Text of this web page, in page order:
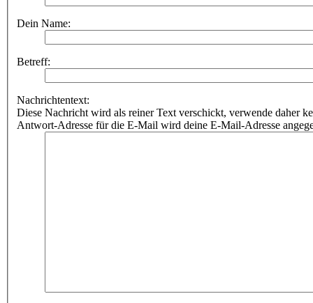
Dein Name:
Betreff:
Nachrichtentext:
Diese Nachricht wird als reiner Text verschickt, verwende daher
Antwort-Adresse für die E-Mail wird deine E-Mail-Adresse